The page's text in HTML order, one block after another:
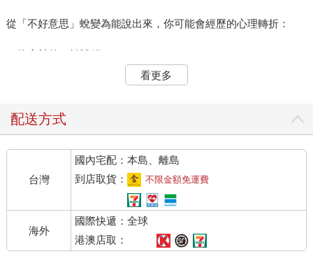
從「不好意思」蛻變為能說出來，你可能會經歷的心理轉折：
1. 擔心被笑、怕說錯
一開始最常出現的心聲就是：「我這樣講會不會很奇怪？」「萬
一大家不認同怎麼辦？」這種擔心來自對外界評價的恐懼，是阻
定要相信，多數時候，別人並不會真的那麼在意你說得對不對，
達出自己的想法。
★你需要的心理素質：接納不完美
要學會告訴自己：「我不需要完美，不需要獲得所有人的認同，
我只需要開口表達自己的想法，認同我的自然會靠近我。」
2. 說了之後覺得尷尬，懷疑自己
你終於鼓起勇氣說了一句話，但講完之後卻陷入懷疑：「我是不
看更多
配送方式
台灣
國內宅配：本島、離島
到店取貨：
不限金額免運費
海外
國際快遞：全球
港澳店取：